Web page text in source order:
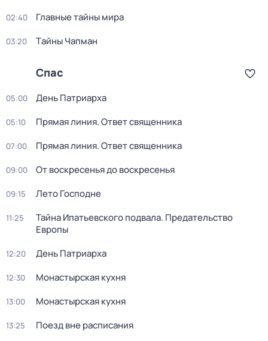
02:40 Главные тайны мира
03:20 Тaйны Чапман
Спас
05:00 Дeнь Патриаpха
05:10 Прямая линия. Ответ священника
07:00 Прямая линия. Ответ священника
09:00 От воскресенья до воскресенья
09:15 Лето Господне
11:25
Тайна Ипатьевского подвала. Предательство
Европы
12:20 Дeнь Патриаpха
12:30 Монастырская кухня
13:00 Монастырская кухня
13:25 Поезд вне расписания